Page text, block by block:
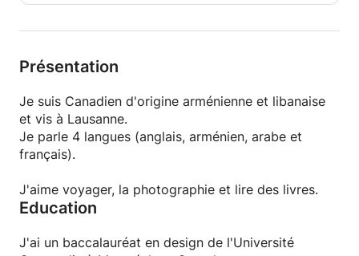
bénévole dans le centre de tutorat après l'école «A
Square» au Liban (des cours comprenant environ 10
Présentation
Je suis Canadien d'origine arménienne et libanaise
et vis à Lausanne.
Je parle 4 langues (anglais, arménien, arabe et
français).
J'aime voyager, la photographie et lire des livres.
Education
J'ai un baccalauréat en design de l'Université